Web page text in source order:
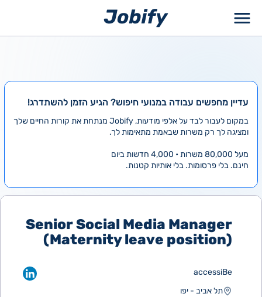
עדיין מחפשים עבודה במנועי חיפוש? הגיע הזמן להשתדרג!
במקום לעבור לבד על אלפי מודעות, Jobify מנתחת את קורות החיים שלך
ומציגה לך רק משרות שבאמת מתאימות לך.
מעל 80,000 משרות • 4,000 חדשות ביום
חינם. בלי פרסומות. בלי אותיות קטנות.
Senior Social Media Manager
(Maternity leave position)
accessiBe
תל אביב - יפו